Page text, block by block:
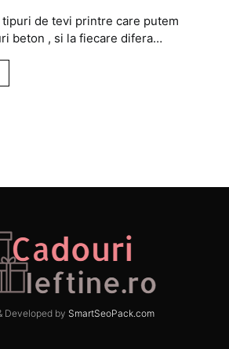
tipuri de tevi printre care putem
beton , si la fiecare difera…
Developed by SmartSeoPack.com